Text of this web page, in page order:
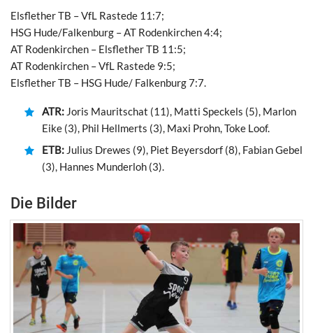
Elsflether TB – VfL Rastede 11:7;
HSG Hude/Falkenburg – AT Rodenkirchen 4:4;
AT Rodenkirchen – Elsflether TB 11:5;
AT Rodenkirchen – VfL Rastede 9:5;
Elsflether TB – HSG Hude/ Falkenburg 7:7.
ATR: Joris Mauritschat (11), Matti Speckels (5), Marlon
Eike (3), Phil Hellmerts (3), Maxi Prohn, Toke Loof.
ETB: Julius Drewes (9), Piet Beyersdorf (8), Fabian Gebel
(3), Hannes Munderloh (3).
Die Bilder